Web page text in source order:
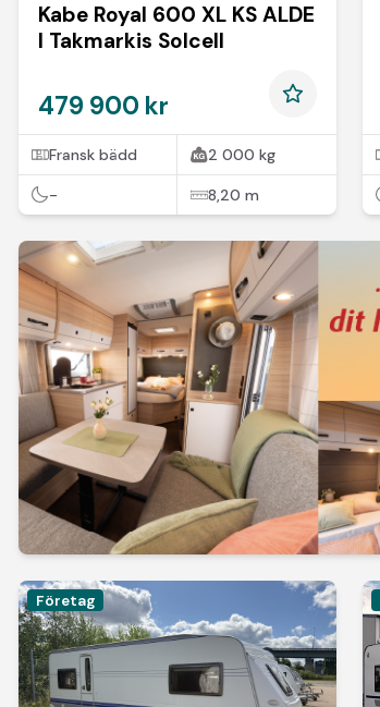
Kabe Royal 600 XL KS ALDE
I Takmarkis Solcell
479 900 kr
Fransk bädd 2 000 kg
- 8,20 m
Företag